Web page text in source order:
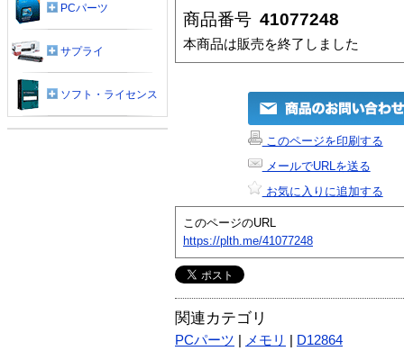
商品番号 41077248
本商品は販売を終了しました
このページを印刷する
メールでURLを送る
お気に入りに追加する
このページのURL
https://plth.me/41077248
関連カテゴリ
PCパーツ メモリ D12864
PCパーツ
サプライ
ソフト・ライセンス